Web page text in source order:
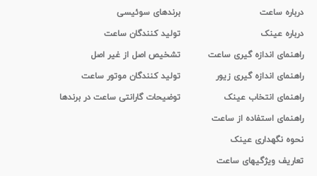
درباره ساعت
درباره عینک
راهنمای اندازه گیری ساعت
راهنمای اندازه گیری زیور
راهنمای انتخاب عینک
راهنمای استفاده از ساعت
نحوه نگهداری عینک
تعاریف ویژگیهای ساعت
برندهای سوئیسی
تولید کنندگان ساعت
تشخیص اصل از غیر اصل
تولید کنندگان موتور ساعت
توضیحات گارانتی ساعت در برندها